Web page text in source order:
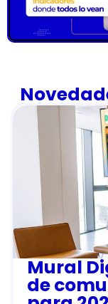
Mural
de